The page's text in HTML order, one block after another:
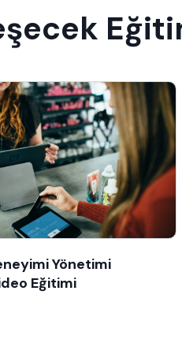
Yönetimi
Eğitimi